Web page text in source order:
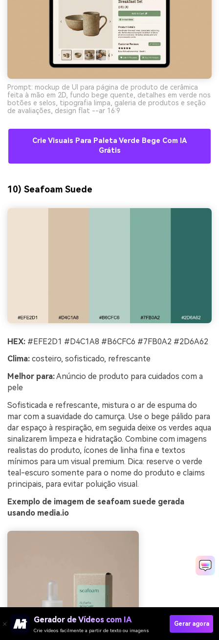
Prompt: mockup de UI para página de produto de cerâmica
feita à mão em 2D, fundo bege quente, detalhes em verde nos
botões e selos, tipografia limpa, galeria de produtos e seção
de avaliações, design flat --ar 16:9
Crie Visuais Para Paleta Verde Bege Com IA
Grátis
10) Seafoam Suede
HEX: #EFE2D1 #D4C1A8 #B6CFC6 #7FB0A2 #2D6A62
Clima: costeiro, sofisticado, refrescante
Melhor para:Anúncio de produto para cuidados com a
pele
Sofisticada e refrescante, mistura o ar de espuma do
mar com a suavidade do camurça. Use o bege pálido para
dar espaço à respiração, em seguida deixe os verdes aqua
sinalizarem limpeza e hidratação. Combine com imagens
realistas do produto, ícones de linha fina e textos
mínimos para um visual premium. Dica: reserve o verde
teal-escuro somente para o nome do produto e claims
principais, para evitar poluição visual.
Exemplo de imagem de seafoam suede gerada
usando media.io
Gerador de Vídeos com IA
Crie vídeos facilmente a partir de texto ou imagens
Gerar agora